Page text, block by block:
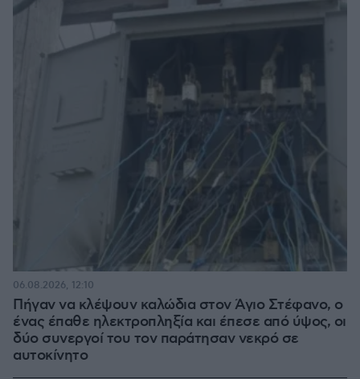
Πήγαν να κλέψουν καλώδια στον Άγιο Στέφανο, ο
ένας έπαθε ηλεκτροπληξία και έπεσε από ύψος, οι
δύο συνεργοί του τον παράτησαν νεκρό σε
αυτοκίνητο
06.08.2026, 12:10